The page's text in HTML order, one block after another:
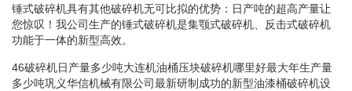
锤式破碎机具有其他破碎机无可比拟的优势：日产吨的超高产量让
您惊叹！我公司生产的锤式破碎机是集颚式破碎机、反击式破碎机
功能于一体的新型高效。
46破碎机日产量多少吨大连机油桶压块破碎机哪里好最大年生产量
多少吨巩义华信机械有限公司最新研制成功的新型油漆桶破碎机设